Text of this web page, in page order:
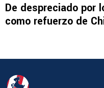
De despreciado por
como refuerzo de